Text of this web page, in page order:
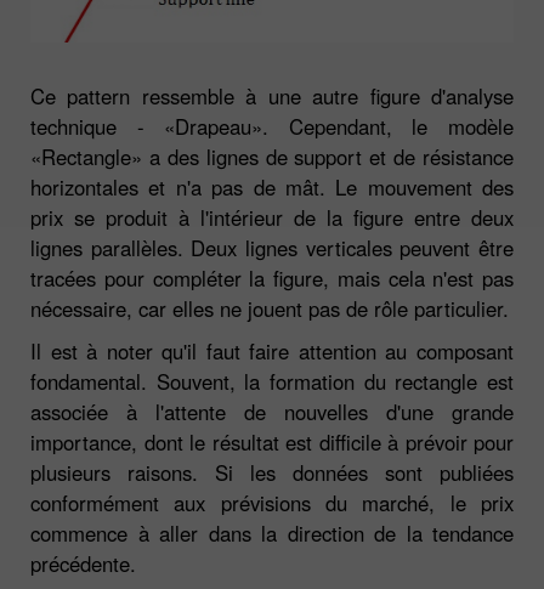
Ce pattern ressemble à une autre figure d'analyse
technique - «Drapeau». Cependant, le modèle
«Rectangle» a des lignes de support et de résistance
horizontales et n'a pas de mât. Le mouvement des
prix se produit à l'intérieur de la figure entre deux
lignes parallèles. Deux lignes verticales peuvent être
tracées pour compléter la figure, mais cela n'est pas
nécessaire, car elles ne jouent pas de rôle particulier.
Il est à noter qu'il faut faire attention au composant
fondamental. Souvent, la formation du rectangle est
associée à l'attente de nouvelles d'une grande
importance, dont le résultat est difficile à prévoir pour
plusieurs raisons. Si les données sont publiées
conformément aux prévisions du marché, le prix
commence à aller dans la direction de la tendance
précédente.